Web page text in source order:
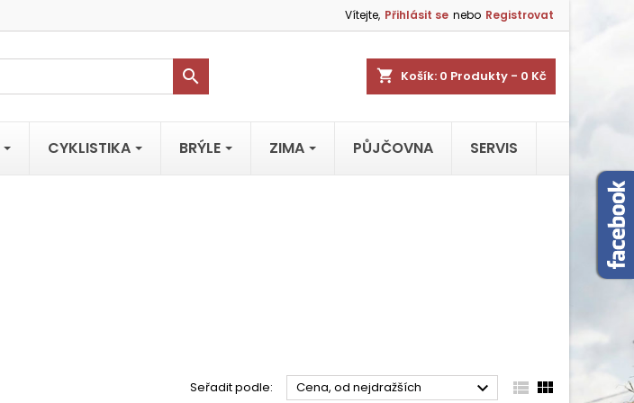
Vítejte, Přihlásit se nebo Registrovat
shopping_cart Košík: 0 Produkty - 0 Kč

CYKLISTIKA BRÝLE ZIMA PŮJČOVNA SERVIS
Seřadit podle: Cena, od nejdražších   